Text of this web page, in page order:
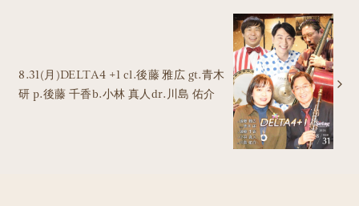
8.31(月)DELTA4 +1 cl.後藤 雅広 gt.青木
研 p.後藤 千香b.小林 真人dr.川島 佑介